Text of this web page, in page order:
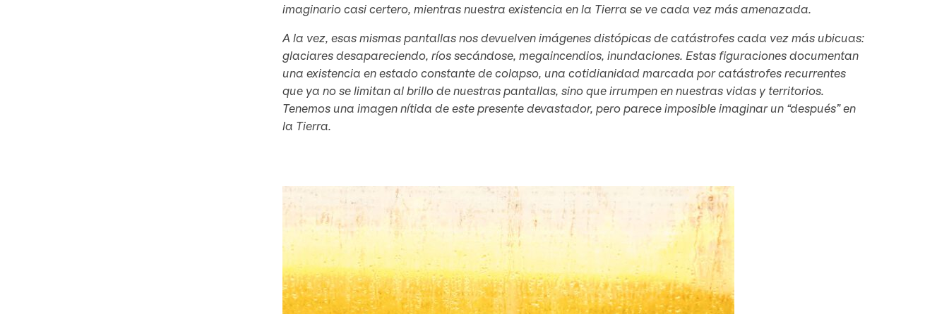
imaginario casi certero, mientras nuestra existencia en la Tierra se ve cada vez más amenazada.
A la vez, esas mismas pantallas nos devuelven imágenes distópicas de catástrofes cada vez más ubicuas:
glaciares desapareciendo, ríos secándose, megaincendios, inundaciones. Estas figuraciones documentan
una existencia en estado constante de colapso, una cotidianidad marcada por catástrofes recurrentes
que ya no se limitan al brillo de nuestras pantallas, sino que irrumpen en nuestras vidas y territorios.
Tenemos una imagen nítida de este presente devastador, pero parece imposible imaginar un “después” en
la Tierra.